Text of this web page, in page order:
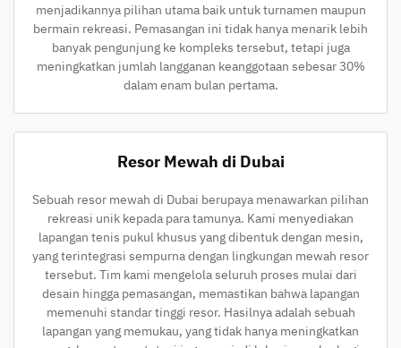
menjadikannya pilihan utama baik untuk turnamen maupun
bermain rekreasi. Pemasangan ini tidak hanya menarik lebih
banyak pengunjung ke kompleks tersebut, tetapi juga
meningkatkan jumlah langganan keanggotaan sebesar 30%
dalam enam bulan pertama.
Resor Mewah di Dubai
Sebuah resor mewah di Dubai berupaya menawarkan pilihan
rekreasi unik kepada para tamunya. Kami menyediakan
lapangan tenis pukul khusus yang dibentuk dengan mesin,
yang terintegrasi sempurna dengan lingkungan mewah resor
tersebut. Tim kami mengelola seluruh proses mulai dari
desain hingga pemasangan, memastikan bahwa lapangan
memenuhi standar tinggi resor. Hasilnya adalah sebuah
lapangan yang memukau, yang tidak hanya meningkatkan